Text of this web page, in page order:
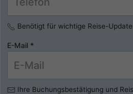
Benötigt für wichtige Reise-
E-Mail *
Ihre Buchungsbestätigung und